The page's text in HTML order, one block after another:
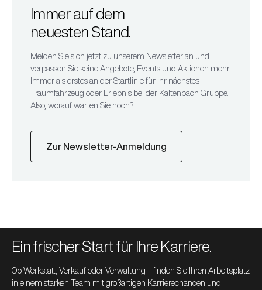
Immer auf dem
neuesten Stand.
Melden Sie sich jetzt zu unserem Newsletter an und
verpassen Sie keine Angebote, Events und Aktionen mehr.
Immer als erstes an der Startlinie für Ihr nächstes
Traumfahrzeug oder Erlebnis bei der Kaltenbach Gruppe.
Also, worauf warten Sie noch?
Zur Newsletter-Anmeldung
Ein frischer Start für Ihre Karriere.
Ob Werkstatt, Verkauf oder Verwaltung – finden Sie Ihren Arbeitsplatz
in einem starken Team mit großartigen Karrierechancen und